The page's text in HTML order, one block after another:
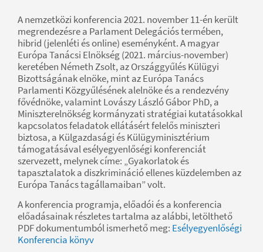
A nemzetközi konferencia 2021. november 11-én került
megrendezésre a Parlament Delegációs termében,
hibrid (jelenléti és online) eseményként. A magyar
Európa Tanácsi Elnökség (2021. március-november)
keretében Németh Zsolt, az Országgyűlés Külügyi
Bizottságának elnöke, mint az Európa Tanács
Parlamenti Közgyűlésének alelnöke és a rendezvény
fővédnöke, valamint Lovászy László Gábor PhD, a
Miniszterelnökség kormányzati stratégiai kutatásokkal
kapcsolatos feladatok ellátásért felelős miniszteri
biztosa, a Külgazdasági és Külügyminisztérium
támogatásával esélyegyenlőségi konferenciát
szervezett, melynek címe: „Gyakorlatok és
tapasztalatok a diszkrimináció ellenes küzdelemben az
Európa Tanács tagállamaiban” volt.
A konferencia programja, előadói és a konferencia
előadásainak részletes tartalma az alábbi, letölthető
PDF dokumentumból ismerhető meg: Esélyegyenlőségi
Konferencia könyv